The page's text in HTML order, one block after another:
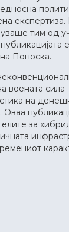
експертиза.
тим од
е
Попоска.
воената сила
на
за